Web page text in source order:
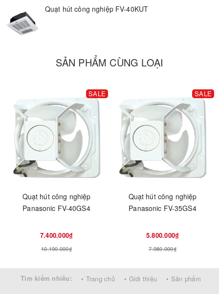
Quạt hút công nghiệp FV-40KUT
SẢN PHẨM CÙNG LOẠI
SALE
Quạt hút công nghiệp
Panasonic FV-40GS4
7.400.000₫
10.190.000₫
SALE
Quạt hút công nghiệp
Panasonic FV-35GS4
5.800.000₫
7.980.000₫
Tìm kiếm nhiều: • Trang chủ • Giới thiệu • Sản phẩm